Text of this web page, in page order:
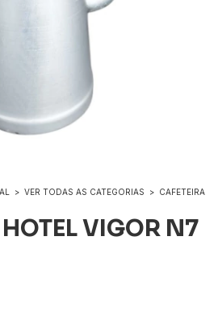
> VER TODAS AS CATEGORIAS > CAFETEIRA
VIGOR N7